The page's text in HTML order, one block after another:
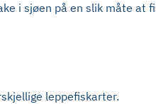
i sjøen på en slik måte
leppefiskarter.